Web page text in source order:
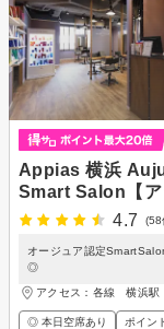
Appias 横浜
Smart Salon【ア
4.7
(58
オージュア認定
◎
アクセス：各線 横浜
◎ 本日空席あり ポイン